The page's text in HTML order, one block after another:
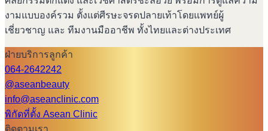
งามแบบองค์รวม ตั้งแต่ศีรษะจรดปลายเท้าโดยแพทย์ผู้
เชี่ยวชาญ และ ทีมงานมืออาชีพ ทั้งไทยและต่างประเทศ
ฝ่ายบริการลูกค้า
064-2642242
@aseanbeauty
info@aseanclinic.com
พิกัดที่ตั้ง Asean Clinic
ติดตามเรา